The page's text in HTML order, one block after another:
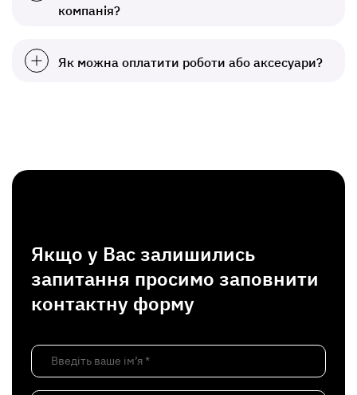
компанія?
Як можна оплатити роботи або аксесуари?
Якщо у Вас залишились
запитання просимо заповнити
контактну форму
Введіть ваше ім’я *